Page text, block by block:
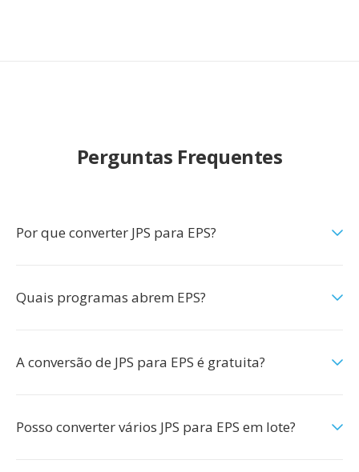
Perguntas Frequentes
Por que converter JPS para EPS?
Quais programas abrem EPS?
A conversão de JPS para EPS é gratuita?
Posso converter vários JPS para EPS em lote?